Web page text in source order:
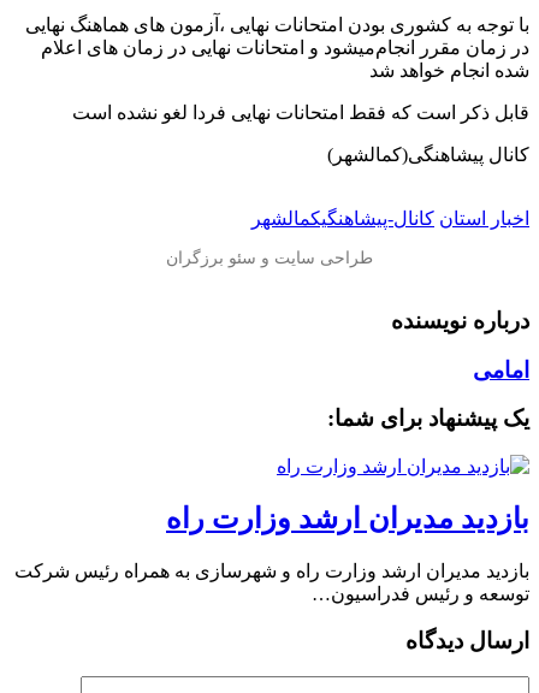
با توجه به کشوری بودن امتحانات نهایی ،آزمون های هماهنگ نهایی
در زمان مقرر انجام‌میشود و امتحانات نهایی در زمان های اعلام
شده انجام خواهد شد
قابل ذکر است که فقط امتحانات نهایی فردا لغو نشده است
کانال پیشاهنگی(کمالشهر)
اخبار استان کانال-پیشاهنگیکمالشهر
درباره نویسنده
امامی
یک پیشنهاد برای شما:
بازدید مدیران ارشد وزارت راه
بازدید مدیران ارشد وزارت راه و شهرسازی به همراه رئیس شرکت
توسعه و رئیس فدراسیون…
ارسال دیدگاه